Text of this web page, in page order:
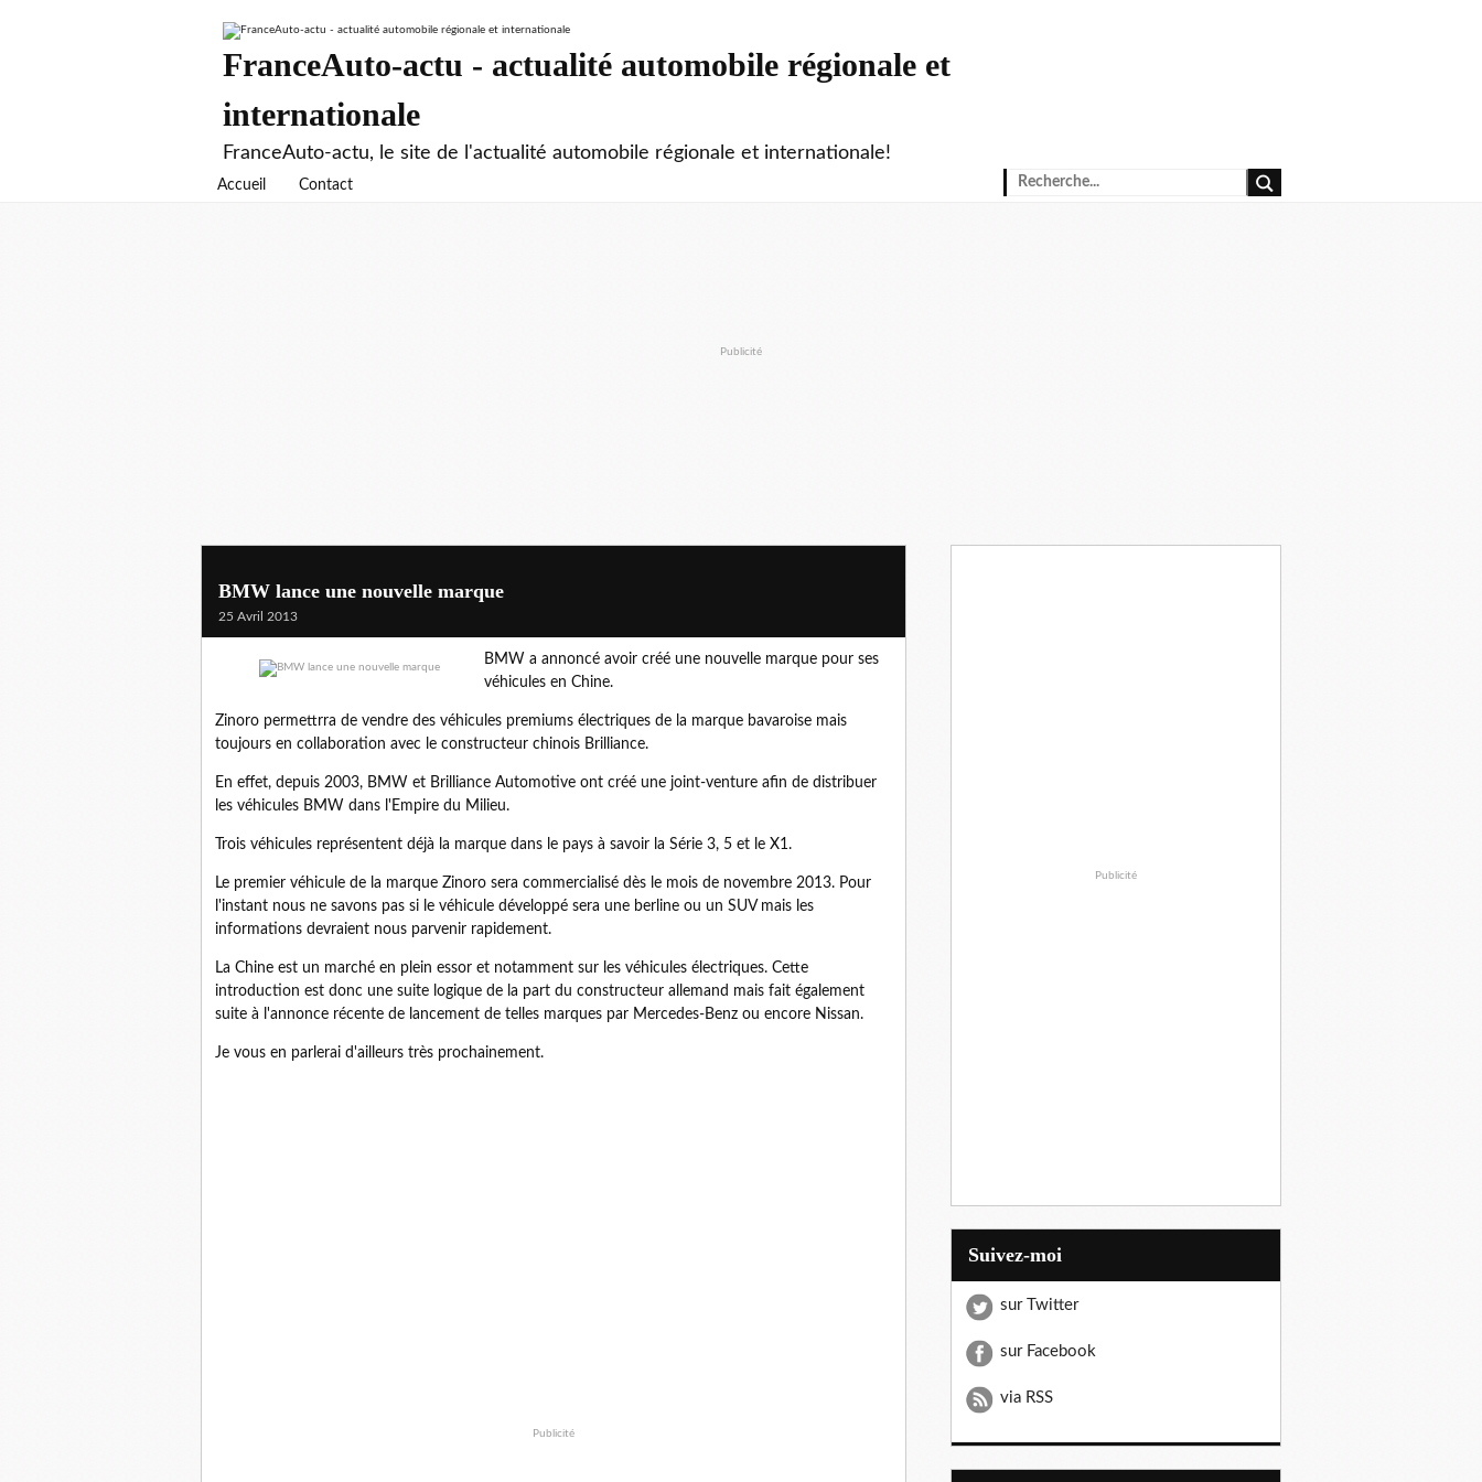
FranceAuto-actu - actualité automobile régionale et
internationale
FranceAuto-actu, le site de l'actualité automobile régionale et internationale!
Accueil Contact
Publicité
BMW lance une nouvelle marque
25 Avril 2013
BMW a annoncé avoir créé une nouvelle marque pour ses
véhicules en Chine.
Zinoro permettrra de vendre des véhicules premiums électriques de la marque bavaroise mais
toujours en collaboration avec le constructeur chinois Brilliance.
En effet, depuis 2003, BMW et Brilliance Automotive ont créé une joint-venture afin de distribuer
les véhicules BMW dans l'Empire du Milieu.
Trois véhicules représentent déjà la marque dans le pays à savoir la Série 3, 5 et le X1.
Le premier véhicule de la marque Zinoro sera commercialisé dès le mois de novembre 2013. Pour
l'instant nous ne savons pas si le véhicule développé sera une berline ou un SUV mais les
informations devraient nous parvenir rapidement.
La Chine est un marché en plein essor et notamment sur les véhicules électriques. Cette
introduction est donc une suite logique de la part du constructeur allemand mais fait également
suite à l'annonce récente de lancement de telles marques par Mercedes-Benz ou encore Nissan.
Je vous en parlerai d'ailleurs très prochainement.
Publicité
Publicité
Suivez-moi
sur Twitter
sur Facebook
via RSS